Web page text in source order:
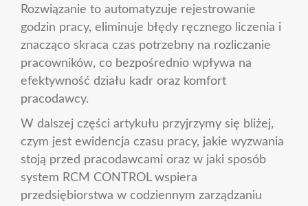
Rozwiązanie to automatyzuje rejestrowanie
godzin pracy, eliminuje błędy ręcznego liczenia i
znacząco skraca czas potrzebny na rozliczanie
pracowników, co bezpośrednio wpływa na
efektywność działu kadr oraz komfort
pracodawcy.
W dalszej części artykułu przyjrzymy się bliżej,
czym jest ewidencja czasu pracy, jakie wyzwania
stoją przed pracodawcami oraz w jaki sposób
system RCM CONTROL wspiera
przedsiębiorstwa w codziennym zarządzaniu